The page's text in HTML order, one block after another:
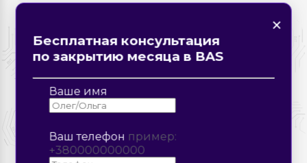
странице?
×
Описание ошибки
×
Бесплатная консультация
по закрытию месяца в BAS
Ваше имя
Ваш телефон пример:
+380000000000